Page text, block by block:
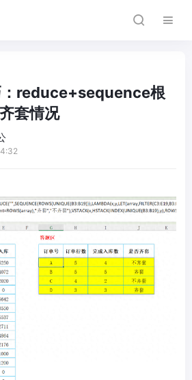
reduce+sequence根
套情况